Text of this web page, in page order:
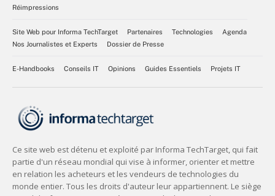
Réimpressions
Site Web pour Informa TechTarget Partenaires Technologies
Agenda
Nos Journalistes et Experts
Dossier de Presse
E-Handbooks Conseils IT Opinions Guides Essentiels Projets IT